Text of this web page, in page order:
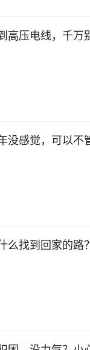
高压电线，千万
没感觉，可以不
么找到回家的路